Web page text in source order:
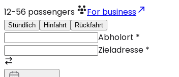
12-56 passengers For business
Stündlich Hinfahrt Rückfahrt
Abholort *
Zieladresse *